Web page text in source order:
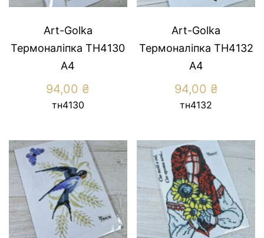
Art-Golka
Термоналіпка ТН4130
А4
94,00 ₴
тн4130
Art-Golka
Термоналіпка ТН4132
А4
94,00 ₴
тн4132